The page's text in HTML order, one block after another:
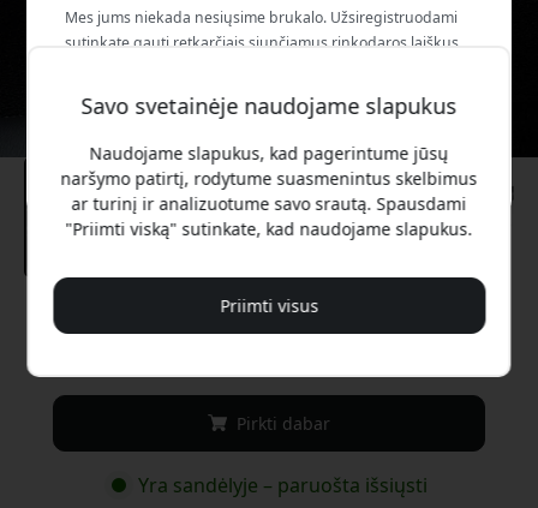
Rekomenduojama kaina
Pirkti dabar
Yra sandėlyje – paruošta išsiųsti
Savo svetainėje naudojame slapukus
Naudojame slapukus, kad pagerintume jūsų
naršymo patirtį, rodytume suasmenintus skelbimus
ar turinį ir analizuotume savo srautą. Spausdami
"Priimti viską" sutinkate, kad naudojame slapukus.
Priimti visus
Mes jums niekada nesiųsime brukalo. Užsiregistruodami
sutinkate gauti retkarčiais siunčiamus rinkodaros laiškus,
Ne, aš verčiau mokėčiau visą kainą.